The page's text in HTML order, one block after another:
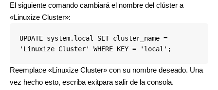
El siguiente comando cambiará el nombre del clúster a
«Linuxize Cluster»:
UPDATE system.local SET cluster_name =
'Linuxize Cluster' WHERE KEY = 'local';
Reemplace «Linuxize Cluster» con su nombre deseado. Una
vez hecho esto, escriba exitpara salir de la consola.